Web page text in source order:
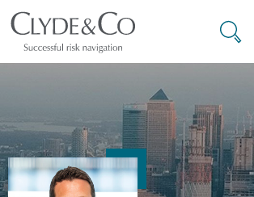
Business Jets
商业
Commercial Arbitration
Energy & Natural Resources
Bermuda Form
Construction Disputes
Anti-Bribery & Corruption
搜寻